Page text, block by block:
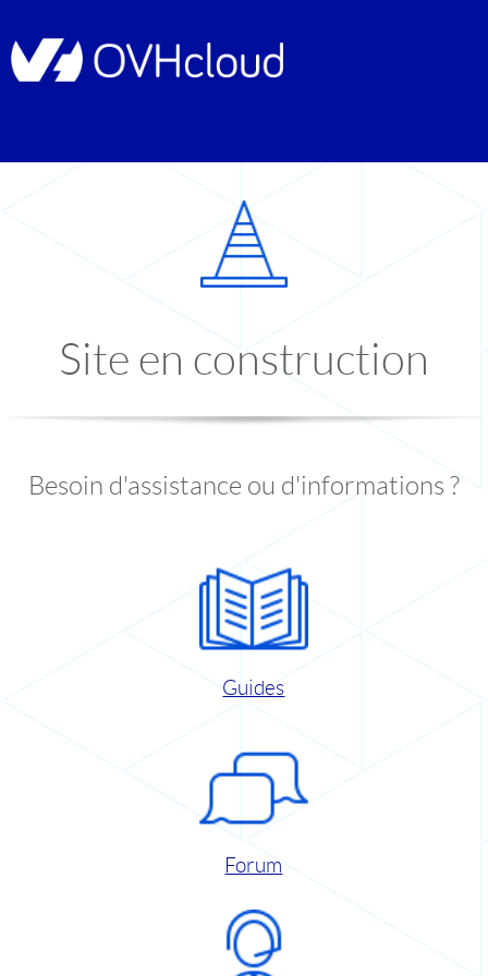
Site en construction
Besoin d'assistance ou d'informations ?
Guides
Forum